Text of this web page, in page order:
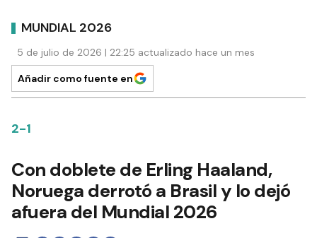
MUNDIAL 2026
5 de julio de 2026 | 22:25 actualizado hace un mes
Añadir como fuente en
2-1
Con doblete de Erling Haaland,
Noruega derrotó a Brasil y lo dejó
afuera del Mundial 2026